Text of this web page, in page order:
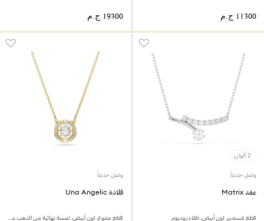
2 ألوان
وصل حديثاً
عقد Matrix
قطع مُستدير، لون أبيض، طلاء روديوم
وصل حديثاً
قلادة Una Angelic
قطع متنوع، لون أبيض، لمسة نهائية من الذهب عيار 18 قيراط